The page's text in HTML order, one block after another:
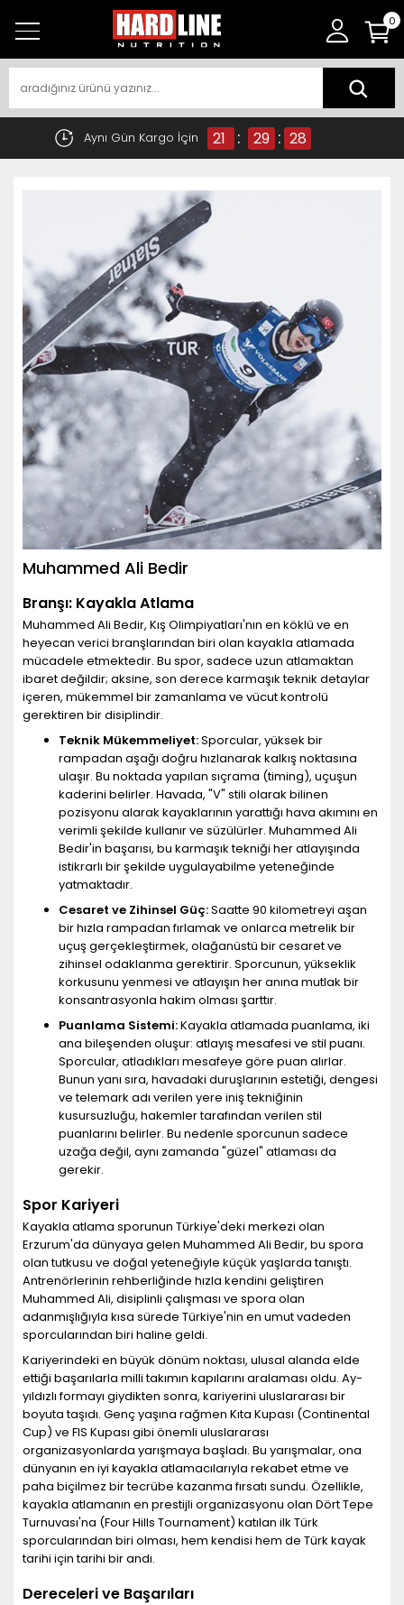
0
Aynı Gün Kargo İçin 21 : 29 : 28
Muhammed Ali Bedir
Branşı: Kayakla Atlama
Muhammed Ali Bedir, Kış Olimpiyatları'nın en köklü ve en
heyecan verici branşlarından biri olan kayakla atlamada
mücadele etmektedir. Bu spor, sadece uzun atlamaktan
ibaret değildir; aksine, son derece karmaşık teknik detaylar
içeren, mükemmel bir zamanlama ve vücut kontrolü
gerektiren bir disiplindir.
Teknik Mükemmeliyet:Sporcular, yüksek bir
rampadan aşağı doğru hızlanarak kalkış noktasına
ulaşır. Bu noktada yapılan sıçrama (timing), uçuşun
kaderini belirler. Havada, "V" stili olarak bilinen
pozisyonu alarak kayaklarının yarattığı hava akımını en
verimli şekilde kullanır ve süzülürler. Muhammed Ali
Bedir'in başarısı, bu karmaşık tekniği her atlayışında
istikrarlı bir şekilde uygulayabilme yeteneğinde
yatmaktadır.
Cesaret ve Zihinsel Güç:Saatte 90 kilometreyi aşan
bir hızla rampadan fırlamak ve onlarca metrelik bir
uçuş gerçekleştirmek, olağanüstü bir cesaret ve
zihinsel odaklanma gerektirir. Sporcunun, yükseklik
korkusunu yenmesi ve atlayışın her anına mutlak bir
konsantrasyonla hakim olması şarttır.
Puanlama Sistemi:Kayakla atlamada puanlama, iki
ana bileşenden oluşur: atlayış mesafesi ve stil puanı.
Sporcular, atladıkları mesafeye göre puan alırlar.
Bunun yanı sıra, havadaki duruşlarının estetiği, dengesi
ve telemark adı verilen yere iniş tekniğinin
kusursuzluğu, hakemler tarafından verilen stil
puanlarını belirler. Bu nedenle sporcunun sadece
uzağa değil, aynı zamanda "güzel" atlaması da
gerekir.
Spor Kariyeri
Kayakla atlama sporunun Türkiye'deki merkezi olan
Erzurum'da dünyaya gelen Muhammed Ali Bedir, bu spora
olan tutkusu ve doğal yeteneğiyle küçük yaşlarda tanıştı.
Antrenörlerinin rehberliğinde hızla kendini geliştiren
Muhammed Ali, disiplinli çalışması ve spora olan
adanmışlığıyla kısa sürede Türkiye'nin en umut vadeden
sporcularından biri haline geldi.
Kariyerindeki en büyük dönüm noktası, ulusal alanda elde
ettiği başarılarla milli takımın kapılarını aralaması oldu. Ay-
yıldızlı formayı giydikten sonra, kariyerini uluslararası bir
boyuta taşıdı. Genç yaşına rağmen Kıta Kupası (Continental
Cup) ve FIS Kupası gibi önemli uluslararası
organizasyonlarda yarışmaya başladı. Bu yarışmalar, ona
dünyanın en iyi kayakla atlamacılarıyla rekabet etme ve
paha biçilmez bir tecrübe kazanma fırsatı sundu. Özellikle,
kayakla atlamanın en prestijli organizasyonu olan Dört Tepe
Turnuvası'na (Four Hills Tournament) katılan ilk Türk
sporcularından biri olması, hem kendisi hem de Türk kayak
tarihi için tarihi bir andı.
Dereceleri ve Başarıları